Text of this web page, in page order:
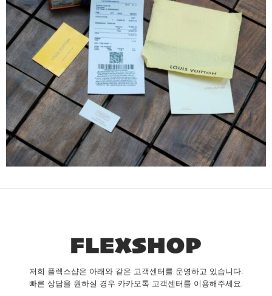
저희 플렉스샵은 아래와 같은 고객센터를 운영하고 있습니다.
빠른 상담을 원하실 경우 카카오톡 고객센터를 이용해주세요.